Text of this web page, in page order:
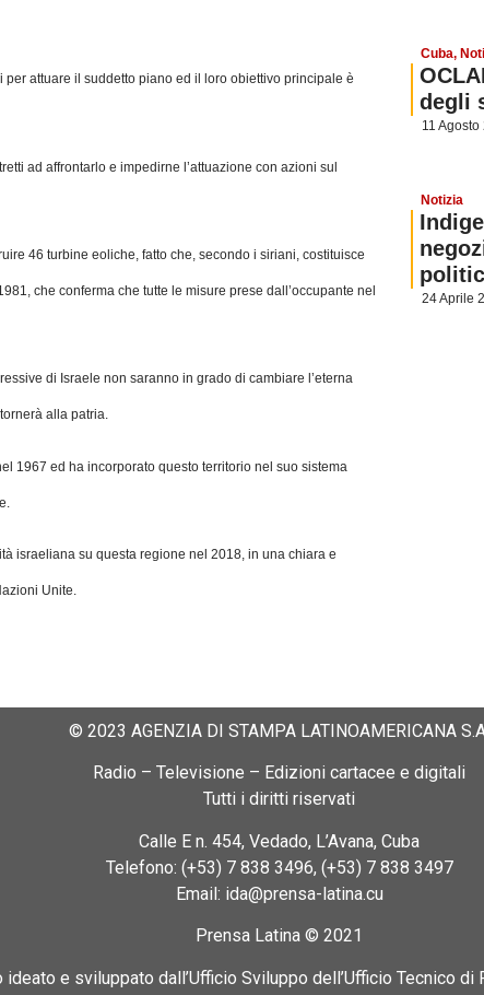
attuare il suddetto piano ed il loro obiettivo principale è
ad affrontarlo e impedirne l’attuazione con azioni sul
46 turbine eoliche, fatto che, secondo i siriani, costituisce
che conferma che tutte le misure prese dall’occupante nel
di Israele non saranno in grado di cambiare l’eterna
alla patria.
1967 ed ha incorporato questo territorio nel suo sistema
israeliana su questa regione nel 2018, in una chiara e
Unite.
Cuba,
degli
11 Agosto
Notizia
24 Aprile
© 2023 AGENZIA DI STAMPA LATINOAMERICANA
Radio – Televisione – Edizioni cartacee e digitali
Tutti i diritti riservati
Calle E n. 454, Vedado, L’Avana, Cuba
Telefono: (+53) 7 838 3496, (+53) 7 838 3497
Email: ida@prensa-latina.cu
Prensa Latina © 2021
ideato e sviluppato dall’Ufficio Sviluppo dell’Ufficio Tecnico di